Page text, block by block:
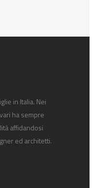
in Italia. Nei
ha sempre
affidandosi
ed architetti.